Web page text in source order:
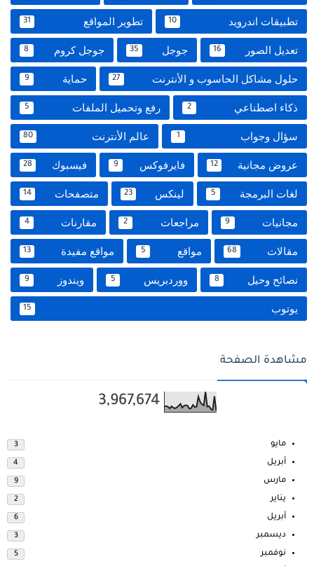
تطبيقات اندرويد 10 تطوير المواقع 31
تعديل الصور 16 جوجل 35 جوجل كروم 8
حلول مشاكل الحاسوب و الأنترنت 27 حماية 9
ذكاء اصطناعي 2 رفع وتحميل الملفات 5
سؤال وجواب 1 عالم الأنترنت 80
عروض مجانية 12 فايرفوكس 9 فيسبوك 28
لغات البرمجة 5 لينكس 23 متصفحات 14
مجانيات 9 مراجعات 2 مقارنات 4
مقالات 68 مواقع 5 مواقع مفيدة 13
نصائح وحيل 8 ووردبريس 5 ويندوز 9
يوتوب 15
مشاهدة الصفحة
3,967,674
مايو 3
أبريل 4
مارس 9
يناير 2
أبريل 6
ديسمبر 3
نوفمبر 5